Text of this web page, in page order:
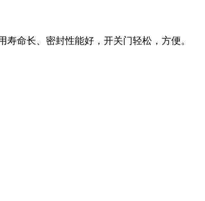
命长、密封性能好，开关门轻松，方便。